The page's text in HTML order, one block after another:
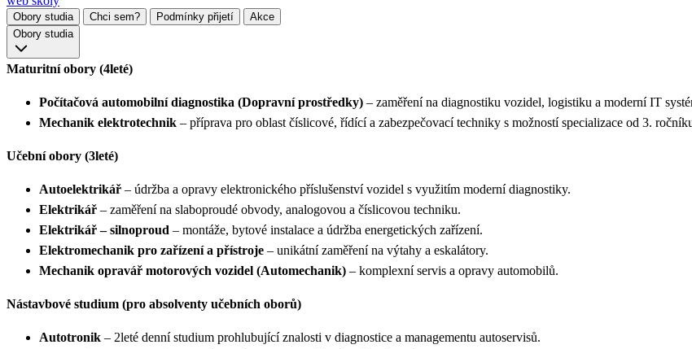
Obory studia Chci sem? Podmínky přijetí
Akce
Obory studia
Maturitní obory (4leté)
Počítačová automobilní diagnostika (Dopravní prostředky) – zaměření na diagnostiku vozidel, logistiku a moderní IT
Mechanik elektrotechnik – příprava pro oblast číslicové, řídící a zabezpečovací techniky s možností specializace od 3.
Učební obory (3leté)
Autoelektrikář – údržba a opravy elektronického příslušenství vozidel s využitím moderní diagnostiky.
Elektrikář – zaměření na slaboproudé obvody, analogovou a číslicovou techniku.
Elektrikář – silnoproud – montáže, bytové instalace a údržba energetických zařízení.
Elektromechanik pro zařízení a přístroje – unikátní zaměření na výtahy a eskalátory.
Mechanik opravář motorových vozidel (Automechanik) – komplexní servis a opravy automobilů.
Nástavbové studium (pro absolventy učebních oborů)
Autotronik – 2leté denní studium prohlubující znalosti v diagnostice a managementu autoservisů.